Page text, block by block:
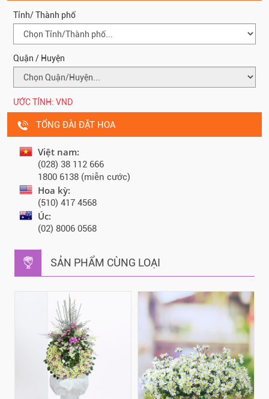
Tỉnh/ Thành phố
Quận / Huyện
ƯỚC TÍNH: VND
TỔNG ĐÀI ĐẶT HOA
Việt nam:
(028) 38 112 666
1800 6138 (miễn cước)
Hoa kỳ:
(510) 417 4568
Úc:
(02) 8006 0568
SẢN PHẨM CÙNG LOẠI